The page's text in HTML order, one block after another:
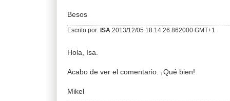
Besos
Escrito por: ISA .2013/12/05 18:14:26.862000 GMT+1
Hola, Isa.
Acabo de ver el comentario. ¡Qué bien!
Mikel